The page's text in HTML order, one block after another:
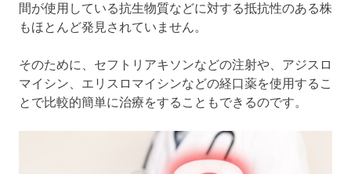
間が使用している抗生物質などに対する抵抗性のある株
もほとんど発見されていません。
そのために、セフトリアキソンなどの注射や、アジスロ
マイシン、エリスロマイシンなどの経口薬を使用するこ
とで比較的簡単に治療をすることもできるのです。